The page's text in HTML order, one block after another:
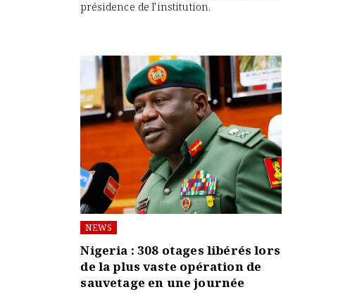
présidence de l’institution.
NEWS
Nigeria : 308 otages libérés lors
de la plus vaste opération de
sauvetage en une journée